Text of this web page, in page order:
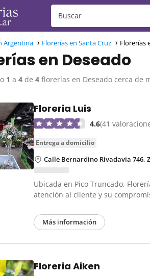
Argentina Florerías en Santa Cruz Florerías
en Deseado
1 a 4 de 4 florerías en Deseado cerca de
Floreria Luis
4.6(41
entrega a domicilio
Calle Bernardino Rivadavia 746,
Ubicada en Pico Truncado,
atención al cliente y su
Más información
Floreria Aiken